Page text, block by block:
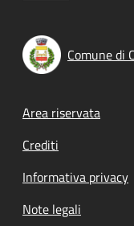
Comune di
Footer
Area riservata
Crediti
Informativa privacy
Note legali